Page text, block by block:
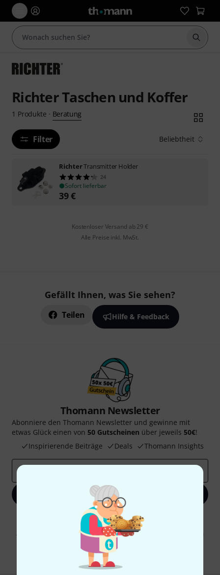
Suche
Richter Taschen und Koffer
1 Produkte · Beratung
Filter Beliebtheit
RichterTransmitter Holder
24
Sofort lieferbar
39€
Kostenloser Versand ab 29 €
Alle Preise inkl. MwSt.
Gefällt Ihnen, was Sie sehen?
Teilen Hilfe & Feedback
Thomann Newsletter
Abonniere den Thomann Newsletter und gewinne mit
etwas Glück einen von 50 Gutscheinen über jeweils 50€!
Inspirierende Beiträge
Deals Thomann Insights
Jetzt anmelden
Mit Klick auf „Jetzt anmelden“ stimmen Sie dem Erhalt von E-Mail-
Werbung und einer Messung des E-Mail-Nutzungsverhaltens zu. Die
Abmeldung ist jederzeit möglich. Weitere Informationen finden Sie in
Datenschutzhinweisen
* Pflichtfeld